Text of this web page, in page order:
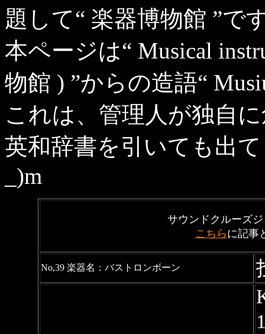
題して“ 楽器博物館 ”で
本ページは“ Musical
物館 ) ”からの造語“
これは、管理人が独自
英和辞書を引いても出
_)m
サウンドクルーズ
こちらに記事
No,39 楽器名：バストロンボーン